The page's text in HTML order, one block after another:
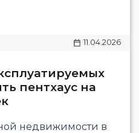
11.04.2026
пентхаус на
недвижимости в